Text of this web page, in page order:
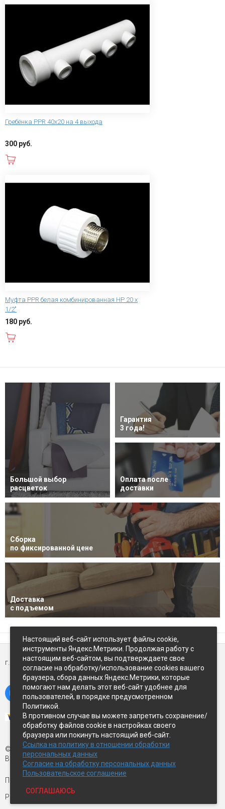
Гребёнка PPR 40x20 на 4 выхода
300 руб.
Муфта PPR белая комбинированная НР 20 х
1/2"
180 руб.
Большой выбор
расцветок
Гарантия
3 года!
Оплата после
доставки
Сборка
по фиксированной цене
Доставка
с подъемом
г. Петропавловск-Камчатский,ул Восточное-шоссе, д.5
© Экспострой, 2026 г.
Все права защищены
Письмо директору:
Разработка сайта —
Настоящий веб-сайт использует файлы cookie,
инструменты Яндекс.Метрики. Продолжая работу с
настоящим веб-сайтом, вы подтверждаете свое
согласие на обработку/использование cookies вашего
браузера, сбора данных Яндекс.Метрики, которые
помогают нам делать этот веб-сайт удобнее для
пользователей, в порядке предусмотренном
Политикой.
В противном случае вы можете запретить сохранение/
обработку файлов cookie в настройках своего
браузера или покинуть настоящий веб-сайт.
Ссылка на политику в отношении обработки
персональных данных
Согласие на обработку персональных данных
Пользовательское соглашение
СОГЛАШАЮСЬ